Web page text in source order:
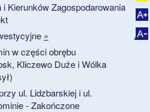
Kierunków Zagospodarowania
»
w części obrębu
Kliczewo Duże i Wólka
ul. Lidzbarskiej i ul.
- Zakończone